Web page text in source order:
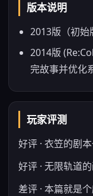
版本说明
2013版（初始
2014版
完故事并优化
玩家评测
好评 · 衣笠的剧
好评 · 无限轨道
差评 · 本篇就是